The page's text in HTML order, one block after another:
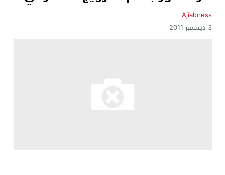
Ajialpress
3 ديسمبر 2011